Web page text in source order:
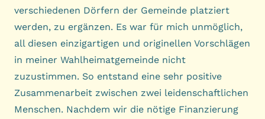
verschiedenen Dörfern der Gemeinde platziert
werden, zu ergänzen. Es war für mich unmöglich,
all diesen einzigartigen und originellen Vorschlägen
in meiner Wahlheimatgemeinde nicht
zuzustimmen. So entstand eine sehr positive
Zusammenarbeit zwischen zwei leidenschaftlichen
Menschen. Nachdem wir die nötige Finanzierung